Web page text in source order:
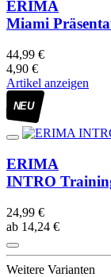
ERIMA
Miami
44,99 €
4,90 €
Artikel anzeigen
NEU
ERIMA
INTRO
24,99 €
ab 14,24 €
Weitere Varianten